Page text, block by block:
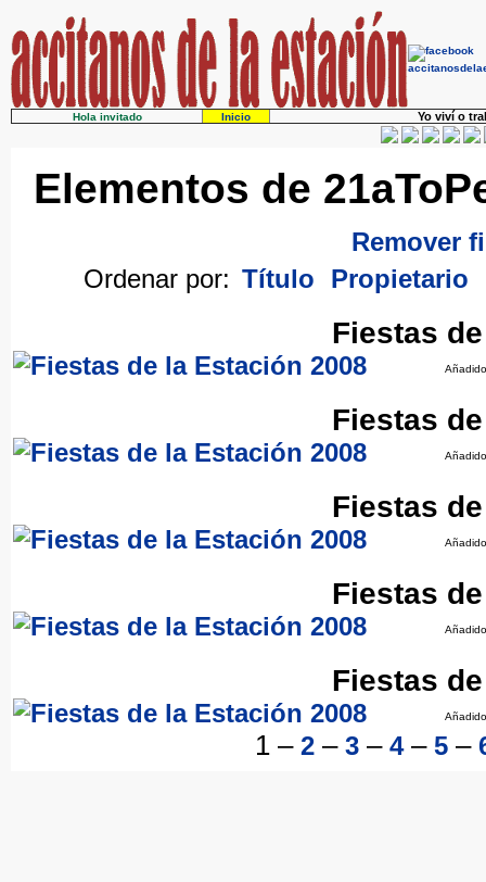
Hola invitado Inicio Yo viví o
Elementos de
Remover
Ordenar por: Título Propietario
Fiestas
Fiestas
Fiestas
Fiestas
Fiestas
1– 2– 3– 4– 5–